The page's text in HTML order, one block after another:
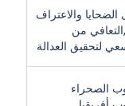
الضحايا والاعتراف
من
لتحقيق العدالة
الصحراء